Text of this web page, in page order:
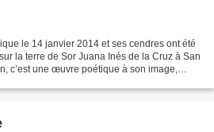
le 14 janvier 2014 et ses cendres ont été
la terre de Sor Juana Inés de la Cruz à San
c’est une œuvre poétique à son image,